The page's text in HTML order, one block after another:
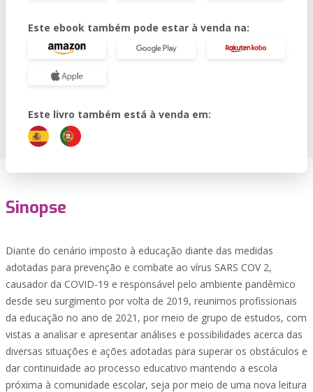
Este ebook também pode estar à venda na:
Este livro também está à venda em:
Sinopse
Diante do cenário imposto à educação diante das medidas
adotadas para prevenção e combate ao vírus SARS COV 2,
causador da COVID-19 e responsável pelo ambiente pandêmico
desde seu surgimento por volta de 2019, reunimos profissionais
da educação no ano de 2021, por meio de grupo de estudos, com
vistas a analisar e apresentar análises e possibilidades acerca das
diversas situações e ações adotadas para superar os obstáculos e
dar continuidade ao processo educativo mantendo a escola
próxima à comunidade escolar, seja por meio de uma nova leitura